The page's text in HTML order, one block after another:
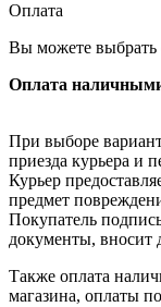
Оплата
Вы можете выбрать
Оплата
При выборе
приезда курьера и
Курьер
предмет
Покупатель
документы, вносит
Также оплата
магазина, оплаты